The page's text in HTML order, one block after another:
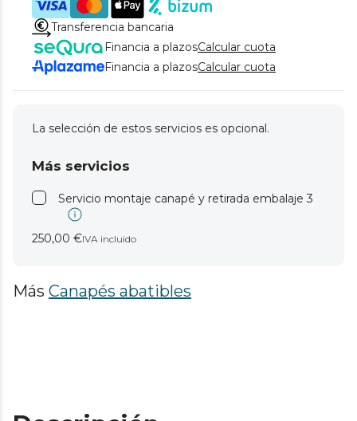
Transferencia bancaria
Financia a plazosCalcular cuota
Financia a plazosCalcular cuota
La selección de estos servicios es opcional.
Más servicios
Servicio montaje canapé y retirada embalaje 3
250,00 €IVA incluido
Más Canapés abatibles